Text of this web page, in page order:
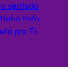
sentado
Fofo
pra Ti